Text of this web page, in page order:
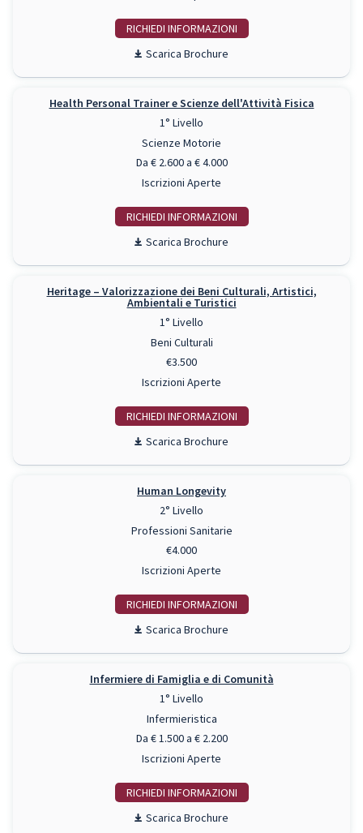
RICHIEDI INFO
Scarica Brochure
Health Personal Trainer e Scienze dell'Attività Fisica
1° Livello
Scienze Motorie
Da € 2.600 a € 4.000
Iscrizioni Aperte
RICHIEDI INFO
Scarica Brochure
Heritage – Valorizzazione dei Beni Culturali, Artistici,
Ambientali e Turistici
1° Livello
Beni Culturali
€3.500
Iscrizioni Aperte
RICHIEDI INFO
Scarica Brochure
Human Longevity
2° Livello
Professioni Sanitarie
€4.000
Iscrizioni Aperte
RICHIEDI INFO
Scarica Brochure
Infermiere di Famiglia e di Comunità
1° Livello
Infermieristica
Da € 1.500 a € 2.200
Iscrizioni Aperte
RICHIEDI INFO
Scarica Brochure